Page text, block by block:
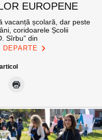
EUROPENE
vacanță școlară, dar peste
coridoarele Școlii
Sîrbu” din